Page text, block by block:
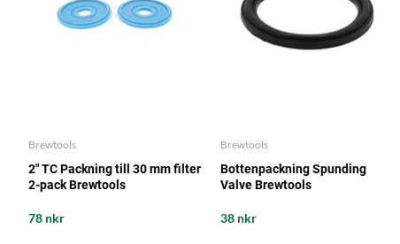
Brewtools
2" TC Packning till 30 mm filter
2-pack Brewtools
78 nkr
Brewtools
Bottenpackning Spunding
Valve Brewtools
38 nkr